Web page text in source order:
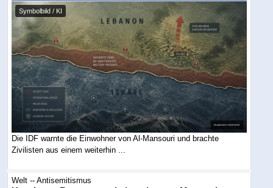
Symbolbild / KI
Die IDF warnte die Einwohner von Al-Mansouri und brachte
Zivilisten aus einem weiterhin ...
Welt -- Antisemitismus